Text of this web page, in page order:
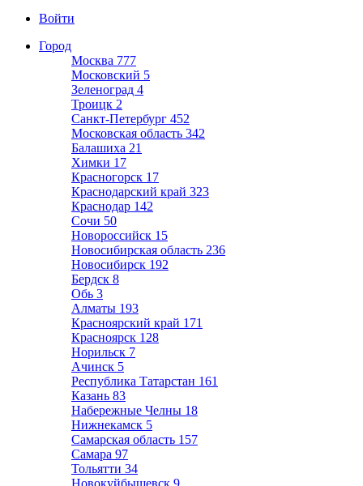
Войти
Город
Москва 777
Московский 5
Зеленоград 4
Троицк 2
Санкт-Петербург 452
Московская область 342
Балашиха 21
Химки 17
Красногорск 17
Краснодарский край 323
Краснодар 142
Сочи 50
Новороссийск 15
Новосибирская область 236
Новосибирск 192
Бердск 8
Обь 3
Алматы 193
Красноярский край 171
Красноярск 128
Норильск 7
Ачинск 5
Республика Татарстан 161
Казань 83
Набережные Челны 18
Нижнекамск 5
Самарская область 157
Самара 97
Тольятти 34
Новокуйбышевск 9